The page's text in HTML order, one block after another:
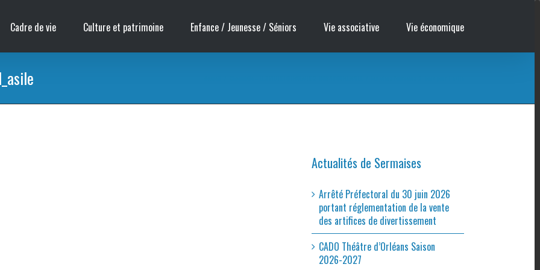
Cadre de vie Culture et patrimoine Enfance / Jeunesse / Séniors Vie associative Vie économique
Actualités de Sermaises
Arrêté Préfectoral du 30 juin 2026
portant réglementation de la vente
des artifices de divertissement
CADO Théâtre d’Orléans Saison
2026-2027